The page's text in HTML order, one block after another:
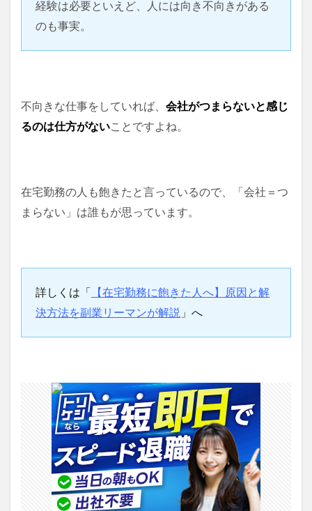
経験は必要といえど、人には向き不向きがある
のも事実。
不向きな仕事をしていれば、 会社がつまらないと感じ
るのは仕方がないことですよね。
在宅勤務の人も飽きたと言っているので、「会社＝つ
まらない」は誰もが思っています。
詳しくは「
【在宅勤務に飽きた人へ】原因と解
決方法を副業リーマンが解説 」へ